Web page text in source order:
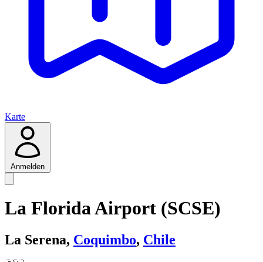
Karte
Anmelden
La Florida Airport (SCSE)
La Serena, Coquimbo, Chile